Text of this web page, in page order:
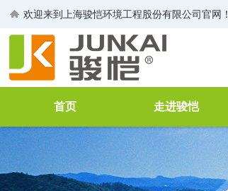
欢迎来到 上海骏恺环境工程股份有限公司官网！
首页 走进骏恺